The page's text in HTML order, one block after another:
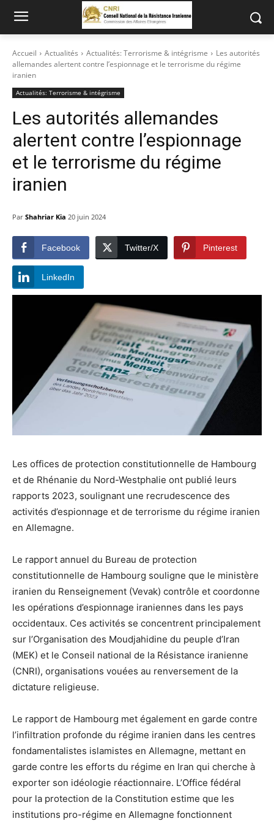
Accueil Actualités Actualités: Terrorisme & intégrisme
Les autorités
allemandes alertent contre l’espionnage et le terrorisme du régime
iranien
Actualités: Terrorisme & intégrisme
Les autorités allemandes
alertent contre l’espionnage
et le terrorisme du régime
iranien
Par Shahriar Kia 20 juin 2024
Facebook Twitter/X Pinterest
LinkedIn
Les offices de protection constitutionnelle de Hambourg
et de Rhénanie du Nord-Westphalie ont publié leurs
rapports 2023, soulignant une recrudescence des
activités d’espionnage et de terrorisme du régime iranien
en Allemagne.
Le rapport annuel du Bureau de protection
constitutionnelle de Hambourg souligne que le ministère
iranien du Renseignement (Vevak) contrôle et coordonne
les opérations d’espionnage iraniennes dans les pays
occidentaux. Ces activités se concentrent principalement
sur l’Organisation des Moudjahidine du peuple d’Iran
(MEK) et le Conseil national de la Résistance iranienne
(CNRI), organisations vouées au renversement de la
dictature religieuse.
Le rapport de Hambourg met également en garde contre
l’infiltration profonde du régime iranien dans les centres
fondamentalistes islamistes en Allemagne, mettant en
garde contre les efforts du régime en Iran qui cherche à
exporter son idéologie réactionnaire. L’Office fédéral
pour la protection de la Constitution estime que les
institutions pro-régime en Allemagne fonctionnent